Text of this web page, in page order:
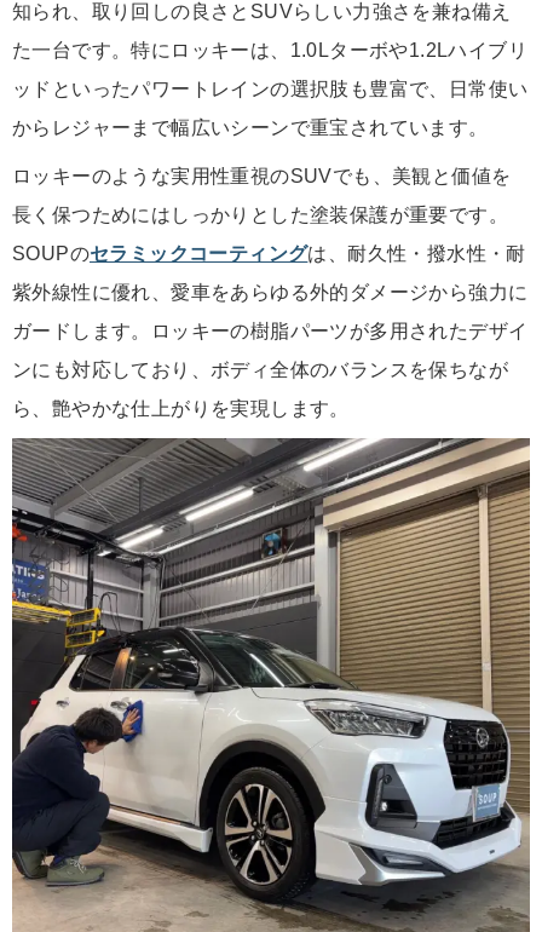
知られ、取り回しの良さとSUVらしい力強さを兼ね備え
た一台です。特にロッキーは、1.0Lターボや1.2Lハイブリ
ッドといったパワートレインの選択肢も豊富で、日常使い
からレジャーまで幅広いシーンで重宝されています。
ロッキーのような実用性重視のSUVでも、美観と価値を
長く保つためにはしっかりとした塗装保護が重要です。
SOUPのセラミックコーティングは、耐久性・撥水性・耐
紫外線性に優れ、愛車をあらゆる外的ダメージから強力に
ガードします。ロッキーの樹脂パーツが多用されたデザイ
ンにも対応しており、ボディ全体のバランスを保ちなが
ら、艶やかな仕上がりを実現します。